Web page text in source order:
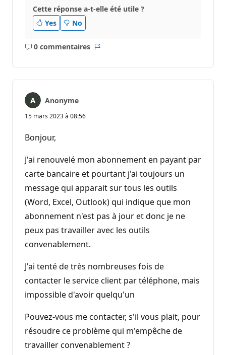
Cette réponse a-t-elle été utile ?
Yes
No
0 commentaires
Aucun
Anonyme
15 mars 2023 à 08:56
Bonjour,
J'ai renouvelé mon abonnement en payant par
carte bancaire et pourtant j'ai toujours un
message qui apparait sur tous les outils
(Word, Excel, Outlook) qui indique que mon
abonnement n'est pas à jour et donc je ne
peux pas travailler avec les outils
convenablement.
J'ai tenté de très nombreuses fois de
contacter le service client par téléphone, mais
impossible d'avoir quelqu'un
Pouvez-vous me contacter, s'il vous plait, pour
résoudre ce problème qui m'empêche de
travailler convenablement ?